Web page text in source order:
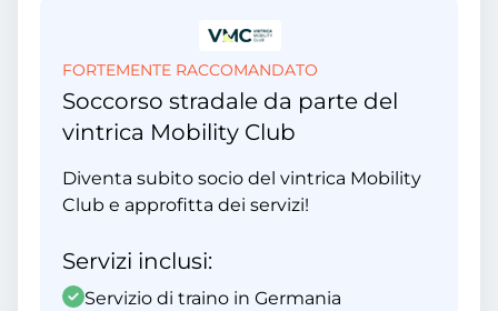
FORTEMENTE RACCOMANDATO
Soccorso stradale da parte del
vintrica Mobility Club
Diventa subito socio del vintrica Mobility
Club e approfitta dei servizi!
Servizi inclusi:
Servizio di traino in Germania